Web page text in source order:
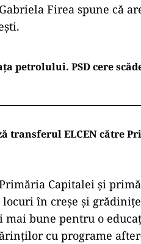
Firea spune că
petrolului. PSD cere
transferul ELCEN către
Capitalei și
în creșe și
bune pentru o
cu programe